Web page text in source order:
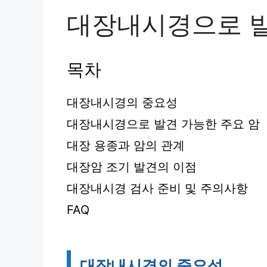
대장내시경으로
목차
대장내시경의 중요성
대장내시경으로 발견 가능한 주요 암
대장 용종과 암의 관계
대장암 조기 발견의 이점
대장내시경 검사 준비 및 주의사항
FAQ